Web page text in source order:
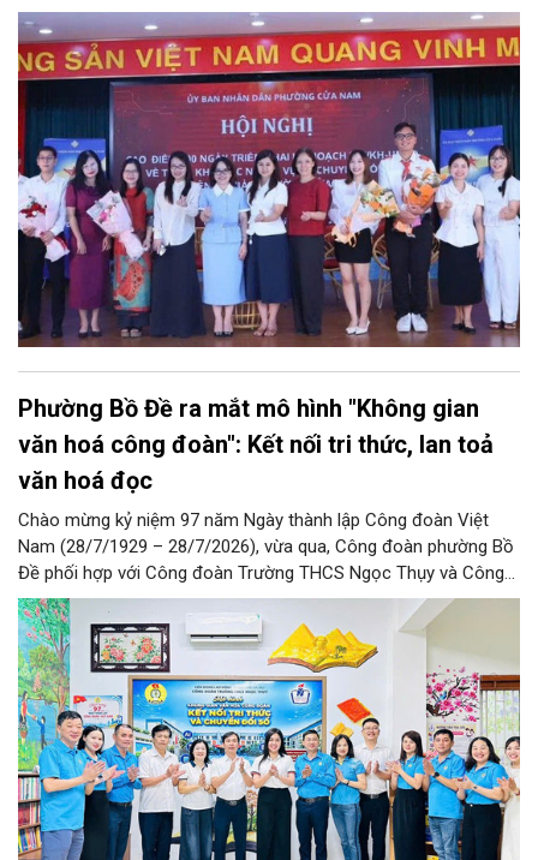
chức phiên livestream đặc biệt với chủ đề: “MEGALIVE -
Phường Cửa Nam – Khám phá di sản, kết nối văn hóa”. Sự kiện
diễn ra ngày 31/7 do phường Cửa Nam tổ chức đã thu hút sự
quan tâm đông đảo của hàng ngàn cán bộ, đảng viên, người
dân trên kênh TikTok chính thức của UBND phường Cửa Nam và
các kênh của đơn vị đồng hành.
Phường Bồ Đề ra mắt mô hình "Không gian
văn hoá công đoàn": Kết nối tri thức, lan toả
văn hoá đọc
Chào mừng kỷ niệm 97 năm Ngày thành lập Công đoàn Việt
Nam (28/7/1929 – 28/7/2026), vừa qua, Công đoàn phường Bồ
Đề phối hợp với Công đoàn Trường THCS Ngọc Thụy và Công
đoàn Trường Tiểu học Ái Mộ B tổ chức Lễ ra mắt Mô hình
“Không gian văn hóa công đoàn”.